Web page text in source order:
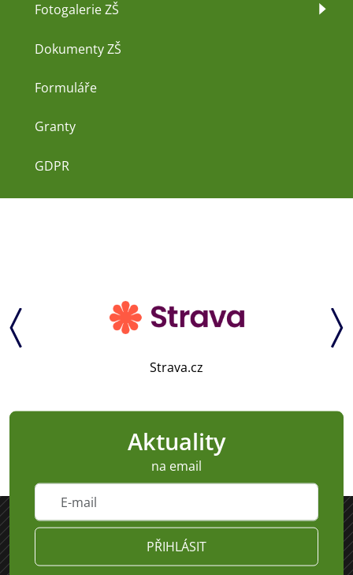
Fotogalerie ZŠ
Dokumenty ZŠ
Formuláře
Granty
GDPR
Strava.cz
Aktuality
na email
PŘIHLÁSIT